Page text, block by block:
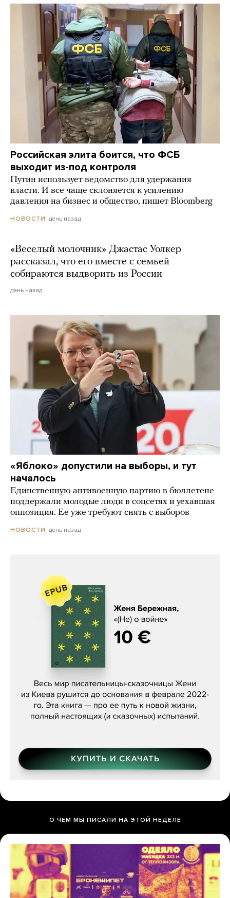
Российская элита боится, что ФСБ
выходит из-под контроля
Путин использует ведомство для удержания
власти. И все чаще склоняется к усилению
давления на бизнес и общество, пишет Bloomberg
НОВОСТИ день назад
«Веселый молочник» Джастас Уолкер
рассказал, что его вместе с семьей
собираются выдворить из России
день назад
«Яблоко» допустили на выборы, и тут
началось
Единственную антивоенную партию в бюллетене
поддержали молодые люди в соцсетях и уехавшая
оппозиция. Ее уже требуют снять с выборов
НОВОСТИ день назад
Женя Бережная, «(Не) о войне»
О ЧЕМ МЫ ПИСАЛИ НА ЭТОЙ НЕДЕЛЕ